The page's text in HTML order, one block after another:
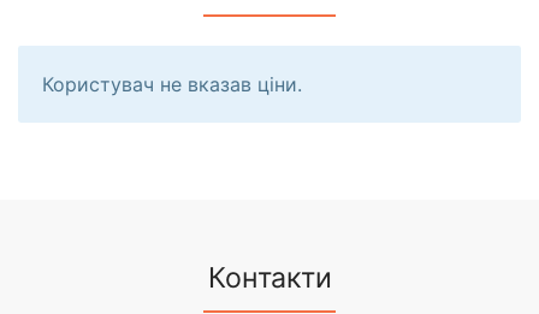
Користувач не вказав ціни.
Контакти